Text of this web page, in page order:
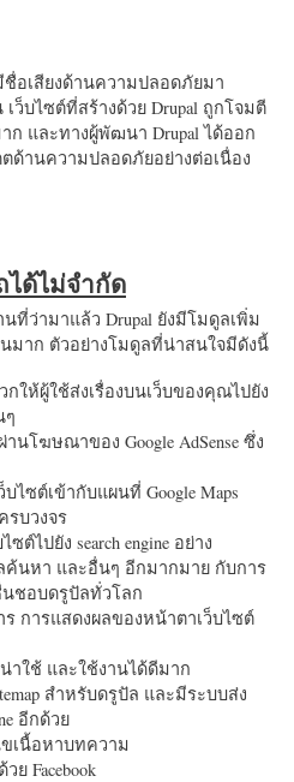
ชื่อเสียงด้านความปลอดภัยมา
เว็บไซต์ที่สร้างด้วย Drupal ถูกโจมตี
ก และทางผู้พัฒนา Drupal ได้ออก
ด้านความปลอดภัยอย่างต่อเนื่อง
ได้ไม่จำกัด
ที่ว่ามาแล้ว Drupal ยังมีโมดูลเพิ่ม
มาก ตัวอย่างโมดูลที่น่าสนใจมีดังนี้
ให้ผู้ใช้ส่งเรื่องบนเว็บของคุณไปยัง
ๆ
านโฆษณาของ Google AdSense ซึ่ง
ไซต์เข้ากับแผนที่ Google Maps
รบวงจร
ต์ไปยัง search engine อย่าง
นหา และอื่นๆ อีกมากมาย กับการ
ชอบดรูปัลทั่วโลก
การแสดงผลของหน้าตาเว็บไซต์
ใช้ และใช้งานได้ดีมาก
สำหรับดรูปัล และมีระบบส่ง
อีกด้วย
เนื้อหาบทความ
ย Facebook